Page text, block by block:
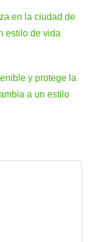
en la ciudad de
estilo de vida
y protege la
a un estilo